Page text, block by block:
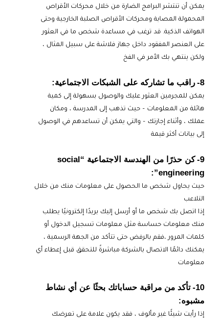
يمكن أن تنتشر البرامج الضارة من خلال محركات الأقراص
المحمولة المصابة ومحركات الأقراص الصلبة الخارجية وحتى
الهواتف الذكية. قد ترغب في مساعدة شخص ما في العثور
على العنصر المفقود داخل جهاز فلاشة على سبيل المثال ،
ولكن ينتهي بك الأمر في الفخ
8- راقب ما تشاركه على الشبكات الاجتماعية:
يمكن للمجرمين العثور عليك والوصول بسهولة إلى كمية
هائلة من المعلومات – حيث تذهب إلى المدرسة ، ومكان
عملك ، وأثناء إجازتك – والتي يمكن أن تساعدهم في الوصول
إلى بيانات أكثر قيمة
9-
كن حذرًا من الهندسة الاجتماعية “social
engineering”:
حيث يحاول شخص ما الحصول على معلومات منك من خلال
التلاعب
إذا اتصل بك شخص ما أو أرسل إليك بريدًا إلكترونيًا يطلب
منك معلومات حساسة مثل معلومات تسجيل الدخول أو
كلمات المرور ،فقم بالرفض حتى تتأكد من الجهة الرسمية ،
يمكنك دائمًا الاتصال بالشركة مباشرةً للتحقق قبل إعطاء أي
معلومات
10- تأكد من مراقبة حساباتك بحثًا عن أي نشاط
مشبوه:
إذا رأيت شيئًا غير مألوف ، فقد يكون علامة على تعرضك